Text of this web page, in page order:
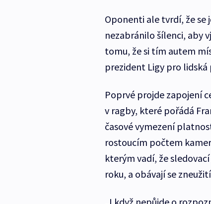
Oponenti ale tvrdí, že se
nezabránilo šílenci, aby
tomu, že si tím autem
prezident Ligy pro lidská
Poprvé projde zapojení
v ragby, které pořádá
časové vymezení
rostoucím počtem
kterým vadí, že
roku, a obávají se